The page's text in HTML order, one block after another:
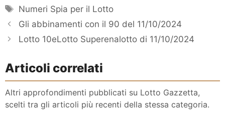
Tag
Numeri Spia per il Lotto
Gli abbinamenti con il 90 del 11/10/2024
Lotto 10eLotto Superenalotto di 11/10/2024
Articoli correlati
Altri approfondimenti pubblicati su Lotto Gazzetta,
scelti tra gli articoli più recenti della stessa categoria.